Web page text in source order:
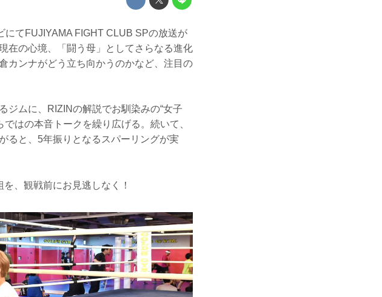
てFUJIYAMA FIGHT CLUB SPの放送が
在の心境、「闘う母」としてさらなる進化
カンナがどう立ち向かうのかなど、注目の
ジムに、RIZINの解説でお馴染みの“女子
はの本音トークを繰り広げる。続いて、
ると、5年振りとなるスパーリングが実
、観戦前にお見逃しなく！